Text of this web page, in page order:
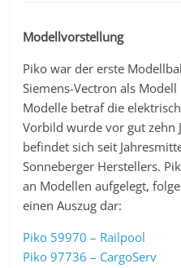
Modellvorstellung
Piko war der erste
Siemens-Vectron als
Modelle betraf die
Vorbild wurde vor gut zehn
befindet sich seit
Sonneberger Herstellers.
an Modellen aufgelegt,
einen Auszug dar:
Piko 59970 – Railpool
Piko 97736 – CargoServ